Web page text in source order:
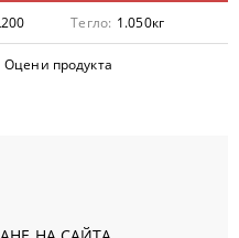
Тегло: 1.050кг
Оцени продукта